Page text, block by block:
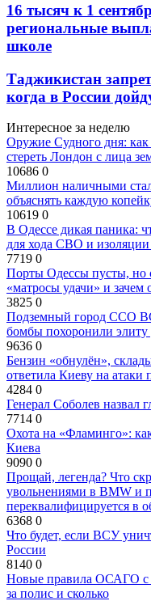
16 тысяч к 1
региональные
школе
Таджикистан
когда в России
Интересное за неделю
Оружие Судного дня:
стереть Лондон с лица
10686 0
Миллион наличными стал
объяснять каждую
10619 0
В Одессе дикая паника:
для хода СВО и
7719 0
Порты Одессы пусты, но
«матросы удачи» и зачем
3825 0
Подземный город ССО
бомбы похоронили
9636 0
Бензин «обнулён»,
ответила Киеву на атаки
4284 0
Генерал Соболев назвал
7714 0
Охота на «Фламинго»:
Киева
9090 0
Прощай, легенда? Что
увольнениями в BMW и
переквалифицируется в
6368 0
Что будет, если ВСУ
России
8140 0
Новые правила ОСАГО с
за полис и сколько